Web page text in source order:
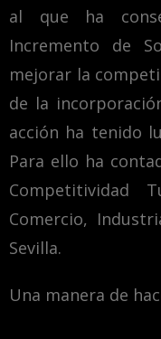
al que ha
Incremento de
mejorar la
de la
acción ha tenido
Para ello ha
Competitividad
Comercio,
Sevilla.
Una manera de